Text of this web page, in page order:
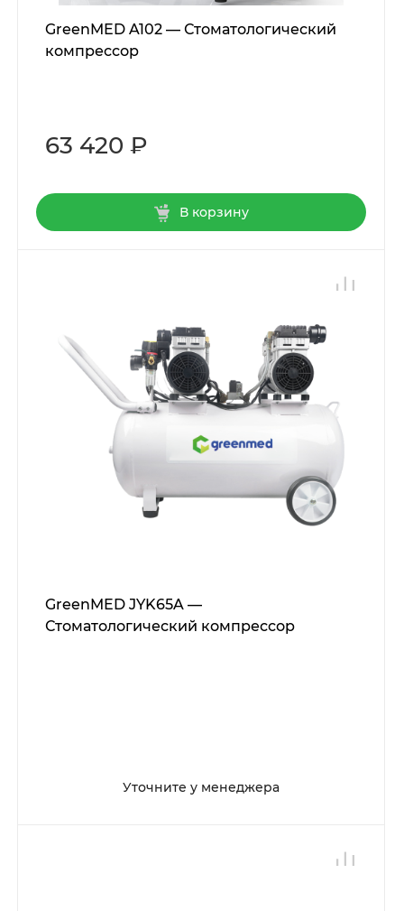
GreenMED A102 — Стоматологический
компрессор
63 420 ₽
В корзину
GreenMED JYK65A —
Стоматологический компрессор
Уточните у менеджера